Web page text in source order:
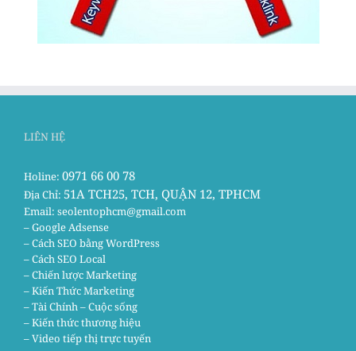
LIÊN HỆ
Holine: 0971 66 00 78
Địa Chỉ: 51A TCH25, TCH, QUẬN 12, TPHCM
Email: seolentophcm@gmail.com
– Google Adsense
– Cách SEO bằng WordPress
– Cách SEO Local
– Chiến lược Marketing
– Kiến Thức Marketing
– Tài Chính – Cuộc sống
– Kiến thức thương hiệu
– Video tiếp thị trực tuyến